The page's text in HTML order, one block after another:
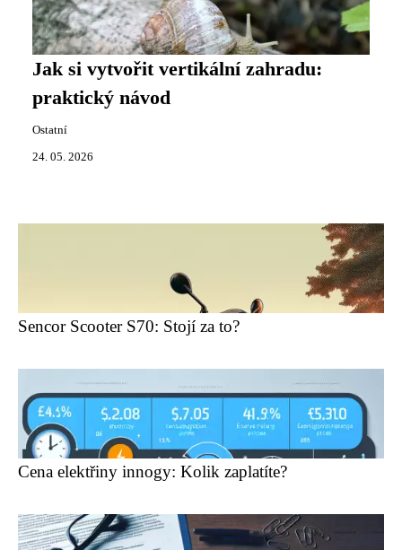
Jak si vytvořit vertikální zahradu:
praktický návod
Ostatní
24. 05. 2026
Sencor Scooter S70: Stojí za to?
Cena elektřiny innogy: Kolik zaplatíte?